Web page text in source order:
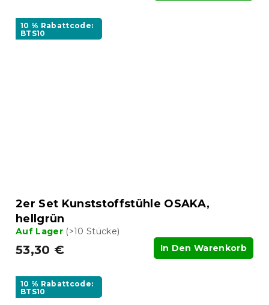
10 % Rabattcode:
BTS10
2er Set Kunststoffstühle OSAKA,
hellgrün
Auf Lager (>10 Stücke)
53,30 € In Den Warenkorb
10 % Rabattcode:
BTS10